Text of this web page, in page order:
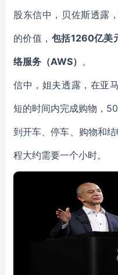
股东信中，贝佐斯透露
的价值， 包括1260亿美
络服务（AWS） 。
信中，姐夫透露，在亚
短的时间内完成购物，
到开车、停车、购物和
程大约需要一个小时。